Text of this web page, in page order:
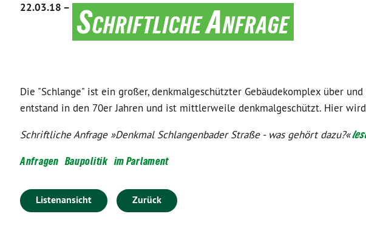
22.03.18 – Schriftliche Anfrage
Die "Schlange" ist ein großer, denkmalgeschützter Gebäudekomplex über
entstand in den 70er Jahren und ist mittlerweile denkmalgeschützt. Hier
Schriftliche Anfrage »Denkmal Schlangenbader Straße - was gehört dazu?«
Anfragen Baupolitik im Parlament
Listenansicht Zurück